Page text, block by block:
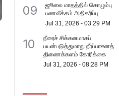
09
ஜூலை மாதத்தில் கொழும்பு
பணவீக்கம் அதிகரிப்பு
Jul 31, 2026 -03:29 PM
10
நீரைச் சிக்கனமாகப்
பயன்படுத்துமாறு நீர்ப்பாசனத்
திணைக்களம் கோரிக்கை
Jul 31, 2026 -08:28 PM